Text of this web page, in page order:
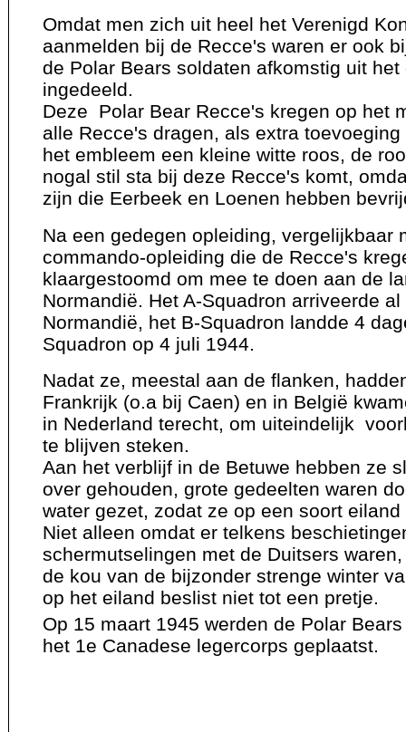
Omdat men zich uit heel het Verenigd
aanmelden bij de Recce's waren er ook
de Polar Bears soldaten afkomstig uit
ingedeeld.
Deze Polar Bear Recce's kregen op het
alle Recce's dragen, als extra
het embleem een kleine witte roos, de
nogal stil sta bij deze Recce's komt,
zijn die Eerbeek en Loenen hebben
Na een gedegen opleiding, vergelijkbaar
commando-opleiding die de Recce's
klaargestoomd om mee te doen aan de
Normandië. Het A-Squadron arriveerde
Normandië, het B-Squadron landde 4
Squadron op 4 juli 1944.
Nadat ze, meestal aan de flanken,
Frankrijk (o.a bij Caen) en in België
in Nederland terecht, om uiteindelijk
te blijven steken.
Aan het verblijf in de Betuwe hebben ze
over gehouden, grote gedeelten waren
water gezet, zodat ze op een soort
Niet alleen omdat er telkens
schermutselingen met de Duitsers
de kou van de bijzonder strenge winter
op het eiland beslist niet tot een pretje.
Op 15 maart 1945 werden de Polar
het 1e Canadese legercorps geplaatst.